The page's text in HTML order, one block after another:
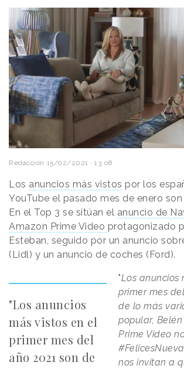
Redacción 15/02/2021 · 13:08
Los anuncios más vistos por los
YouTube el pasado mes de enero
En el Top 3 se sitúan el anuncio de
Amazon Prime Video protagonizado
Esteban, seguido por un anuncio
(Lidl) y un anuncio de coches (Ford).
"Los anuncios
más vistos en el
primer mes del
año 2021 son de
"Los anuncios
primer mes
de lo más
popular,
Prime Video
nos invitan a